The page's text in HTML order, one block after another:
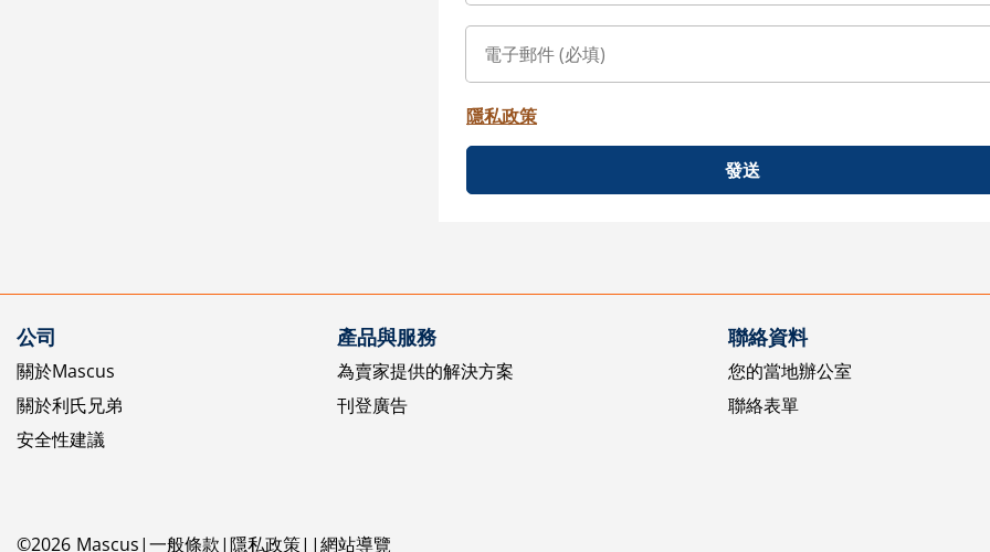
隱私政策
發送
公司
關於Mascus
關於利氏兄弟
安全性建議
產品與服務
為賣家提供的解決方案
刊登廣告
聯絡資料
您的當地辦公室
聯絡表單
©2026 Mascus 一般條款 隱私政策 網站導覽